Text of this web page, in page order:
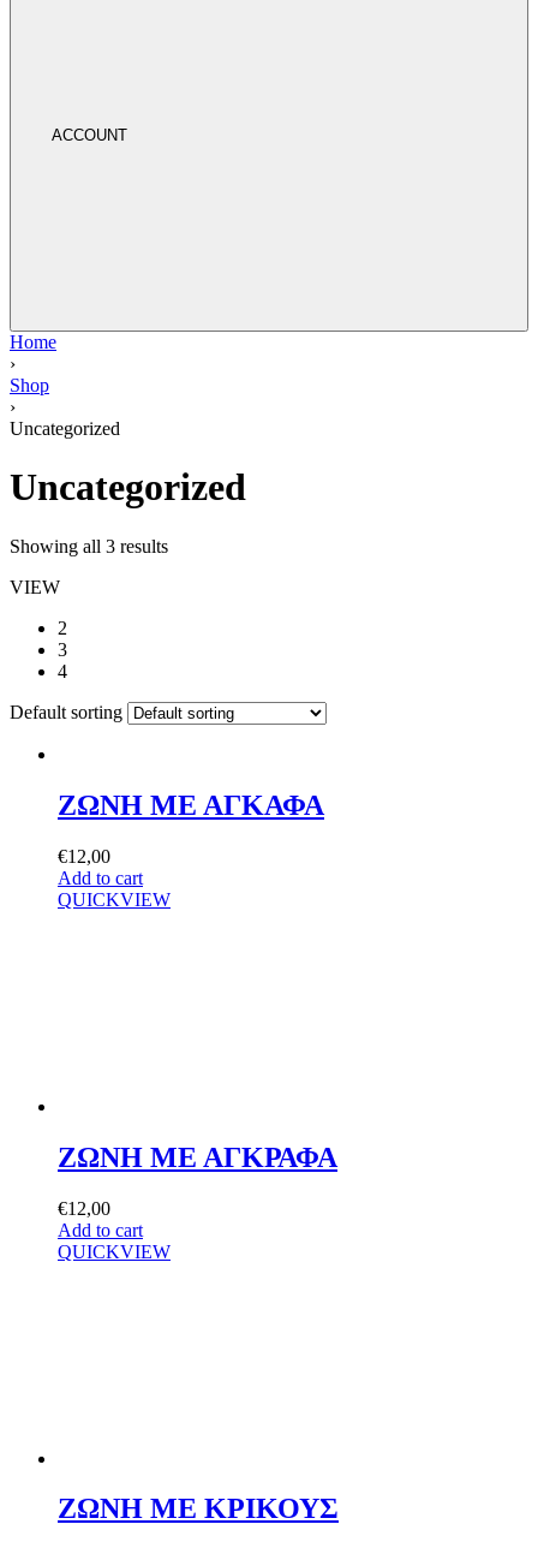
ACCOUNT
Home
›
Shop
›
Uncategorized
Uncategorized
Showing all 3 results
VIEW
2
3
4
Default sorting
ΖΩΝΗ ΜΕ ΑΓΚΑΦΑ
€12,00
Add to cart
QUICKVIEW
ΖΩΝΗ ΜΕ ΑΓΚΡΑΦΑ
€12,00
Add to cart
QUICKVIEW
ΖΩΝΗ ΜΕ ΚΡΙΚΟΥΣ